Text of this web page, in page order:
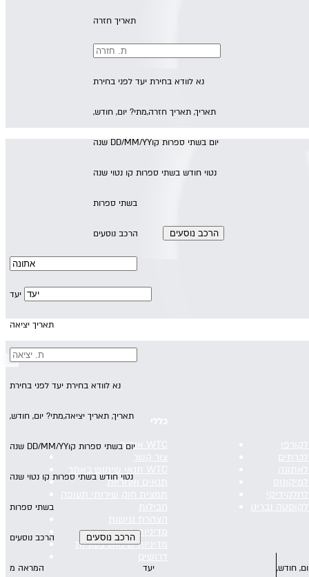
תאריך חזרה
נא לוודא בחירת יעד לפני בחירת
תאריך, תאריך חזרה,מתי? יום, חודש,
שנהDD/MM/YYיום בשתי ספרות קו
נטוי חודש בשתי ספרות קו נטוי שנה
בשתי ספרות
הרכב נוסעים
יעד
תאריך יציאה
נא לוודא בחירת יעד לפני בחירת
תאריך, תאריך יציאה,מתי? יום, חודש,
DD/MM/YYיום בשתי ספרות קו
נטוי חודש בשתי ספרות קו נטוי שנה
בשתי ספרות
הרכב נוסעים
המראה מ יעד חודש,
כללי
אודות WTC
צור קשר
תנאי שימוש באתר WTC
תנאים ואחריות
תמצית חוק שירותי תעופה
חבילות
הצהרת נגישות
מדיניות פרטיות
מדיניות שימוש בעוגיות
דרושים
נברינו